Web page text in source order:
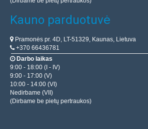
Kauno parduotuvė
Pramonės pr. 4D, LT-51329, Kaunas, Lietuva
+370 66436781
Darbo laikas
9:00 - 18:00 (I - IV)
9:00 - 17:00 (V)
10:00 - 14:00 (VI)
Nedirbame (VII)
(Dirbame be pietų pertraukos)